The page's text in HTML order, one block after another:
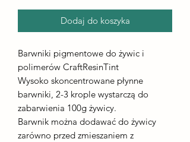
Dodaj do koszyka
Barwniki pigmentowe do żywic i
polimerów CraftResinTint
Wysoko skoncentrowane płynne
barwniki, 2-3 krople wystarczą do
zabarwienia 100g żywicy.
Barwnik można dodawać do żywicy
zarówno przed zmieszaniem z